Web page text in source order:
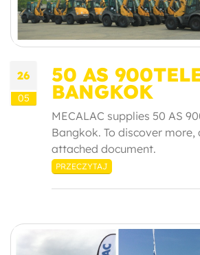
26
05
50 AS
BANGKOK
MECALAC supplies 50 AS
Bangkok. To discover more,
attached document.
PRZECZYTAJ